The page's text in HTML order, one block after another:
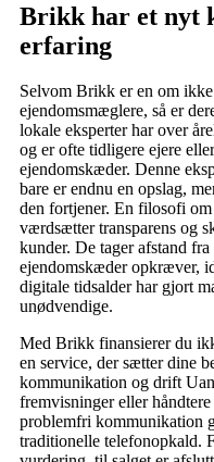
Brikk har et nyt
erfaring
Selvom Brikk er en om
ejendomsmæglere, så er
lokale eksperter har over
og er ofte tidligere ejere
ejendomskæder. Denne
bare er endnu en opslag,
den fortjener. En filosofi
værdsætter transparens og
kunder. De tager afstand
ejendomskæder opkræver,
digitale tidsalder har gjort
unødvendige.
Med Brikk finansierer du
en service, der sætter dine
kommunikation og drift
fremvisninger eller
problemfri kommunikation
traditionelle telefonopkald.